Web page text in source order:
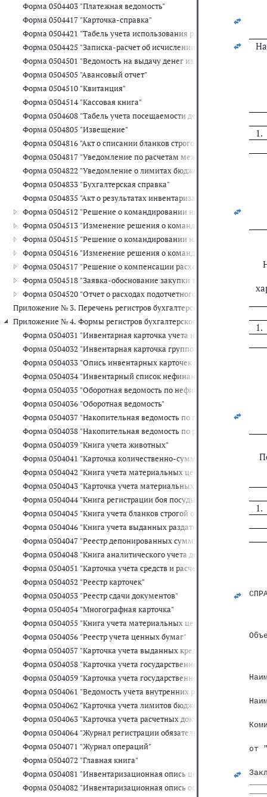
Форма 0504403 "Платежная ведомость"
Форма 0504417 "Карточка-справка"
Форма 0504421 "Табель учета использования рабочего времени"
Форма 0504425 "Записка-расчет об исчислении среднего
Форма 0504501 "Ведомость на выдачу денег из кассы
Форма 0504505 "Авансовый отчет"
Форма 0504510 "Квитанция"
Форма 0504514 "Кассовая книга"
Форма 0504608 "Табель учета посещаемости детей"
Форма 0504805 "Извещение"
Форма 0504816 "Акт о списании бланков строгой отчетности"
Форма 0504817 "Уведомление по расчетам между бюджетами"
Форма 0504822 "Уведомление о лимитах бюджетных
Форма 0504833 "Бухгалтерская справка"
Форма 0504835 "Акт о результатах инвентаризации"
Форма 0504512 "Решение о командировании на территории
Форма 0504513 "Изменение решения о командировании на
Форма 0504515 "Решение о командировании на территорию
Форма 0504516 "Изменение решения о командировании на
Форма 0504517 "Решение о компенсации расходов на оплату
Форма 0504518 "Заявка-обоснование закупки товаров, работ,
Форма 0504520 "Отчет о расходах подотчетного лица"
Приложение № 3. Перечень регистров бухгалтерского учета,
Приложение № 4. Формы регистров бухгалтерского учета,
Форма 0504031 "Инвентарная карточка учета нефинансовых
Форма 0504032 "Инвентарная карточка группового учета
Форма 0504033 "Опись инвентарных карточек по учету
Форма 0504034 "Инвентарный список нефинансовых активов"
Форма 0504035 "Оборотная ведомость по нефинансовым активам"
Форма 0504036 "Оборотная ведомость"
Форма 0504037 "Накопительная ведомость по приходу продуктов
Форма 0504038 "Накопительная ведомость по расходу продуктов
Форма 0504039 "Книга учета животных"
Форма 0504041 "Карточка количественно-суммового учета
Форма 0504042 "Книга учета материальных ценностей"
Форма 0504043 "Карточка учета материальных ценностей"
Форма 0504044 "Книга регистрации боя посуды"
Форма 0504045 "Книга учета бланков строгой отчетности"
Форма 0504046 "Книга учета выданных раздатчикам денег на
Форма 0504047 "Реестр депонированных сумм"
Форма 0504048 "Книга аналитического учета депонированной
Форма 0504051 "Карточка учета средств и расчетов"
Форма 0504052 "Реестр карточек"
Форма 0504053 "Реестр сдачи документов"
Форма 0504054 "Многографная карточка"
Форма 0504055 "Книга учета материальных ценностей,
Форма 0504056 "Реестр учета ценных бумаг"
Форма 0504057 "Карточка учета выданных кредитов, займов
Форма 0504058 "Карточка учета государственного долга
Форма 0504059 "Карточка учета государственного долга
Форма 0504061 "Ведомость учета внутренних расчетов между
Форма 0504062 "Карточка учета лимитов бюджетных
Форма 0504063 "Карточка учета расчетных документов,
Форма 0504064 "Журнал регистрации обязательств"
Форма 0504071 "Журнал операций"
Форма 0504072 "Главная книга"
Форма 0504081 "Инвентаризационная опись ценных бумаг"
Форма 0504082 "Инвентаризационная опись остатков на счетах
1.
1.
1.
от